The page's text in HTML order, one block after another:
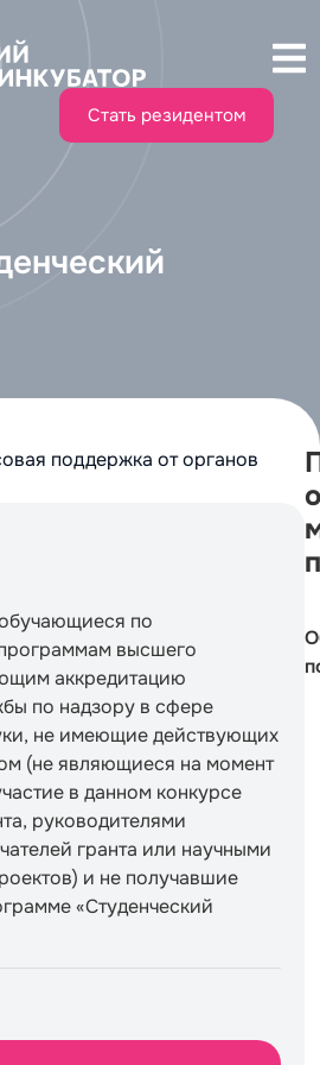
Стать резидентом
по
высшего
аккредитацию
по надзору в сфере
не имеющие действующих
(не являющиеся на момент
в данном конкурсе
руководителями
гранта или научными
и не получавшие
«Студенческий
поддержка от органов
о